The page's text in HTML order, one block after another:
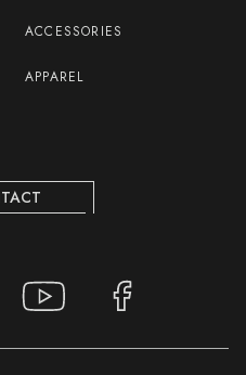
ACCESSORIES
APPAREL